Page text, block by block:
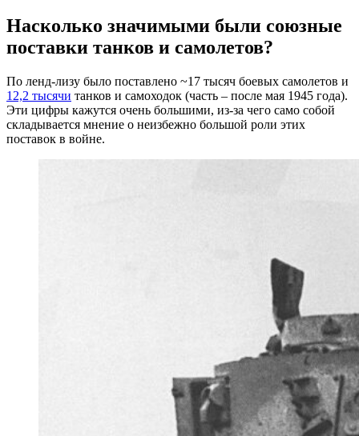
Насколько значимыми были союзные
поставки танков и самолетов?
По ленд-лизу было поставлено ~17 тысяч боевых самолетов и
12,2 тысячи танков и самоходок (часть – после мая 1945 года).
Эти цифры кажутся очень большими, из-за чего само собой
складывается мнение о неизбежно большой роли этих
поставок в войне.